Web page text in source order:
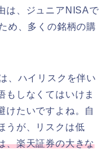
は、ジュニアNISAで
め、多くの銘柄の購
、ハイリスクを伴い
もしなくてはいけま
けたいですよね。自
うが、リスクは低
、楽天証券の大きな